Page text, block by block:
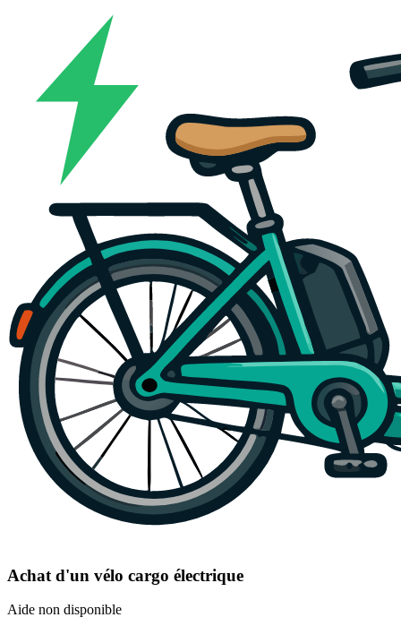
Achat d'un vélo cargo électrique
Aide non disponible